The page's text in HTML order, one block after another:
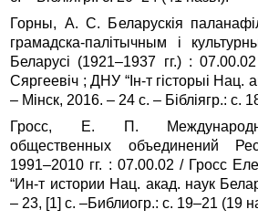
Горны, А. С. Беларускія
грамадска-палітычным і
Беларусі (1921–1937 гг.) :
Сяргеевіч ; ДНУ “Ін‑т гісторыі Нац.
– Мінск, 2016. – 24 с. – Бібліягр.: с.
Гросс, Е. П.
общественных объединений
1991–2010 гг. : 07.00.02 / Гросс
“Ин-т истории Нац. акад. наук
– 23, [1] с. –Библиогр.: с. 19–21 (19